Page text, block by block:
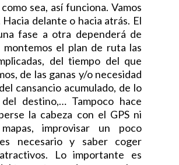
como sea, así funciona. Vamos
Hacia delante o hacia atrás. El
fase a otra dependerá de
montemos el plan de ruta las
del tiempo del que
de las ganas y/o necesidad
cansancio acumulado, de lo
destino,… Tampoco hace
la cabeza con el GPS ni
improvisar un poco
necesario y saber coger
Lo importante es